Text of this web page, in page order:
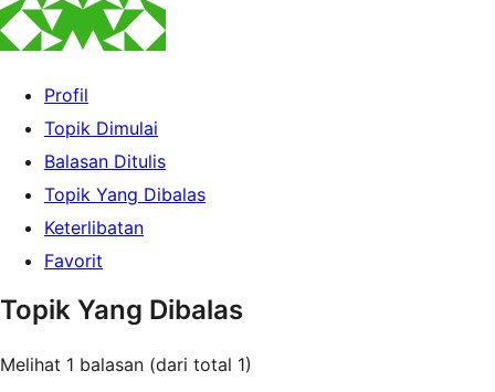
Profil
Topik Dimulai
Balasan Ditulis
Topik Yang Dibalas
Keterlibatan
Favorit
Topik Yang Dibalas
Melihat 1 balasan (dari total 1)